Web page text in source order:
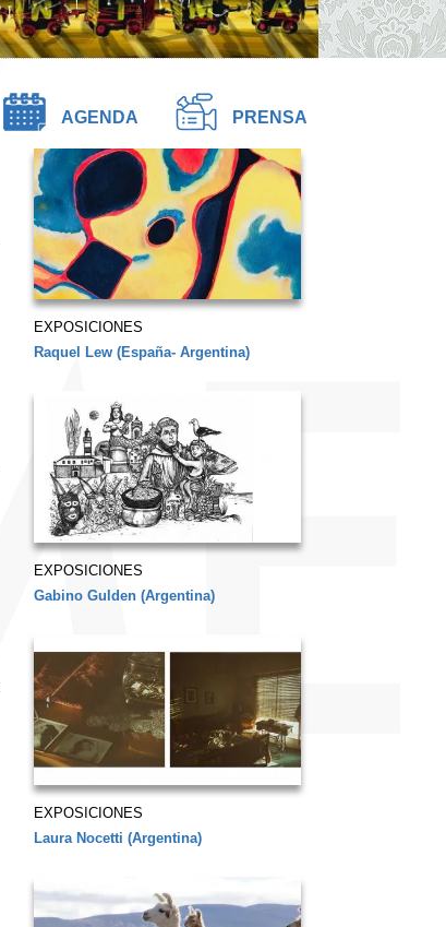
AGENDA PRENSA
EXPOSICIONES
Raquel Lew (España- Argentina)
EXPOSICIONES
Gabino Gulden (Argentina)
EXPOSICIONES
Laura Nocetti (Argentina)